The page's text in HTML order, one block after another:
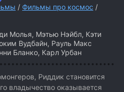
/ Фильмы про космос /
Молья, Мэтью Нэйбл, Кэти
Вудбайн, Рауль Макс
Бланко, Карл Урбан
Риддик становится
владычество оказывается